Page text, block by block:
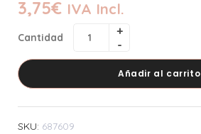
3,75€ IVA Incl.
Cantidad
Añadir al carrito
SKU: 687609